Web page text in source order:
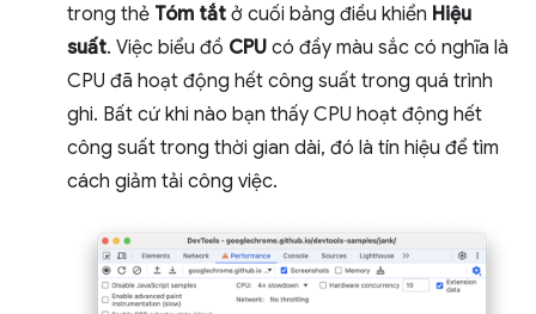
trong thẻ Tóm tắt ở cuối bảng điều khiển Hiệu
suất. Việc biểu đồ CPU có đầy màu sắc có nghĩa là
CPU đã hoạt động hết công suất trong quá trình
ghi. Bất cứ khi nào bạn thấy CPU hoạt động hết
công suất trong thời gian dài, đó là tín hiệu để tìm
cách giảm tải công việc.